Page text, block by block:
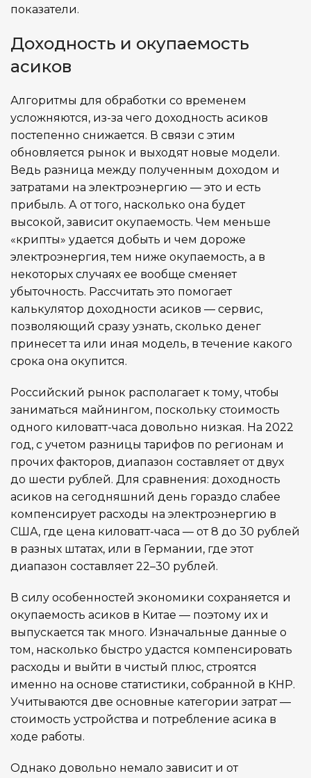
показатели.
Доходность и окупаемость
асиков
Алгоритмы для обработки со временем
усложняются, из-за чего доходность асиков
постепенно снижается. В связи с этим
обновляется рынок и выходят новые модели.
Ведь разница между полученным доходом и
затратами на электроэнергию — это и есть
прибыль. А от того, насколько она будет
высокой, зависит окупаемость. Чем меньше
«крипты» удается добыть и чем дороже
электроэнергия, тем ниже окупаемость, а в
некоторых случаях ее вообще сменяет
убыточность. Рассчитать это помогает
калькулятор доходности асиков — сервис,
позволяющий сразу узнать, сколько денег
принесет та или иная модель, в течение какого
срока она окупится.
Российский рынок располагает к тому, чтобы
заниматься майнингом, поскольку стоимость
одного киловатт-часа довольно низкая. На 2022
год, с учетом разницы тарифов по регионам и
прочих факторов, диапазон составляет от двух
до шести рублей. Для сравнения: доходность
асиков на сегодняшний день гораздо слабее
компенсирует расходы на электроэнергию в
США, где цена киловатт-часа — от 8 до 30 рублей
в разных штатах, или в Германии, где этот
диапазон составляет 22–30 рублей.
В силу особенностей экономики сохраняется и
окупаемость асиков в Китае — поэтому их и
выпускается так много. Изначальные данные о
том, насколько быстро удастся компенсировать
расходы и выйти в чистый плюс, строятся
именно на основе статистики, собранной в КНР.
Учитываются две основные категории затрат —
стоимость устройства и потребление асика в
ходе работы.
Однако довольно немало зависит и от